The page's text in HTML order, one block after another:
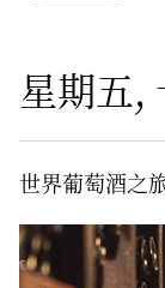
星期五,
世界葡萄酒之